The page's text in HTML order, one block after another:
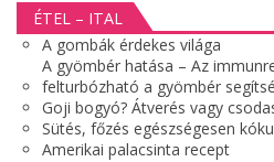
ÉTEL – ITAL
A gombák érdekes világa
A gyömbér hatása – Az
felturbózható a gyömbér
Goji bogyó? Átverés vagy
Sütés, főzés egészségesen
Amerikai palacsinta recept